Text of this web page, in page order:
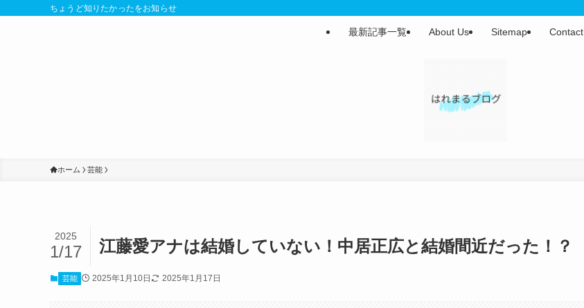
ちょうど知りたかったをお知らせ
最新記事一覧 About Us Sitemap Contact
ホーム 芸能
江藤愛アナは結婚していない！中居正広と結婚間近だった！？
2025
1/17
芸能 2025年1月10日 2025年1月17日